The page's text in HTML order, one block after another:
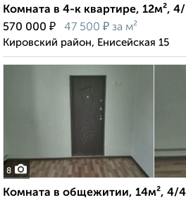
Комната в 4-к квартире, 12м²,
570 000 ₽ 47 500 ₽ за м²
Кировский район, Енисейская 15
8
Комната в общежитии, 14м², 4/